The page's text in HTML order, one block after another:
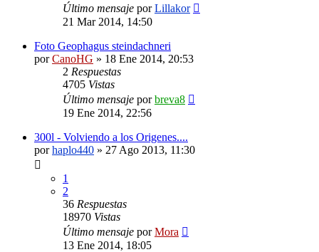
Último mensaje porLillakor
21 Mar 2014, 14:50
Foto Geophagus steindachneri
porCanoHG » 18 Ene 2014, 20:53
2 Respuestas
4705 Vistas
Último mensaje porbreva8
19 Ene 2014, 22:56
300l - Volviendo a los Origenes....
porhaplo440 » 27 Ago 2013, 11:30
1
2
36 Respuestas
18970 Vistas
Último mensaje porMora
13 Ene 2014, 18:05